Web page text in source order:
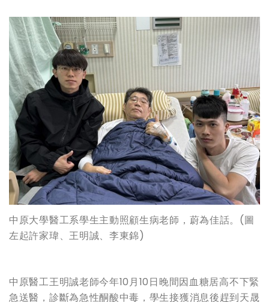
中原大學醫工系學生主動照顧生病老師，蔚為佳話。(圖
左起許家瑋、王明誠、李東錦)
中原醫工王明誠老師今年10月10日晚間因血糖居高不下緊
急送醫，診斷為急性酮酸中毒，學生接獲消息後趕到天晟